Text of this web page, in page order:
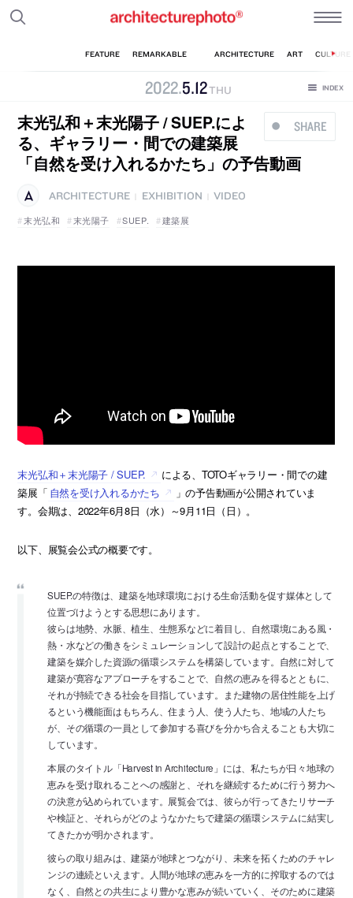
2022.5.12THU
SHARE
末光弘和＋末光陽子 / SUEP.によ
る、ギャラリー・間での建築展
「自然を受け入れるかたち」の予告動画
ARCHITECTURE EXHIBITION
VIDEO
末光弘和
末光陽子 SUEP. 建築展
末光弘和＋末光陽子 / SUEP.
による、TOTOギャラリー・間での建
築展「 自然を受け入れるかたち
」の予告動画が公開されていま
す。会期は、2022年6月8日（水）～9月11日（日）。
以下、展覧会公式の概要です。
SUEP.の特徴は、建築を地球環境における生命活動を促す媒体として
位置づけようとする思想にあります。
彼らは地勢、水脈、植生、生態系などに着目し、自然環境にある風・
熱・水などの働きをシミュレーションして設計の起点とすることで、
建築を媒介した資源の循環システムを構築しています。自然に対して
建築が寛容なアプローチをすることで、自然の恵みを得るとともに、
それが持続できる社会を目指しています。また建物の居住性能を上げ
るという機能面はもちろん、住まう人、使う人たち、地域の人たち
が、その循環の一員として参加する喜びを分かち合えることも大切に
しています。
本展のタイトル「Harvest in Architecture」には、私たちが日々地球の
恵みを受け取れることへの感謝と、それを継続するために行う努力へ
の決意が込められています。展覧会では、彼らが行ってきたリサーチ
や検証と、それらがどのようなかたちで建築の循環システムに結実し
てきたかが明かされます。
彼らの取り組みは、建築が地球とつながり、未来を拓くためのチャレ
ンジの連続といえます。人間が地球の恵みを一方的に搾取するのでは
なく、自然との共生により豊かな恵みが続いていく、そのために建築